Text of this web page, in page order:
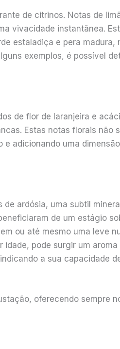
de citrinos. Notas de
vivacidade instantânea.
estaladiça e pera madura,
exemplos, é possível
de flor de laranjeira e
Estas notas florais não
adicionando uma
ardósia, uma subtil
de um estágio
ou até mesmo uma leve
idade, pode surgir um aroma
a sua capacidade
oferecendo sempre